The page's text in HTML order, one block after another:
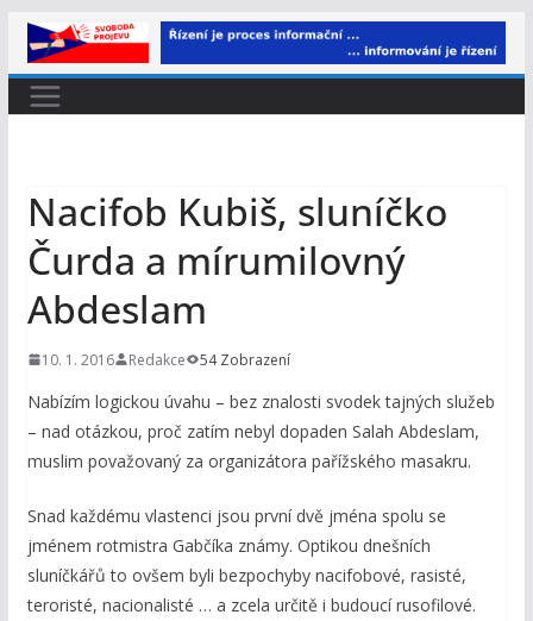
Přeskočit
na
obsah
Nacifob Kubiš, sluníčko
Čurda a mírumilovný
Abdeslam
10. 1. 2016 Redakce 54 Zobrazení
Nabízím logickou úvahu – bez znalosti svodek tajných služeb
– nad otázkou, proč zatím nebyl dopaden Salah Abdeslam,
muslim považovaný za organizátora pařížského masakru.
Snad každému vlastenci jsou první dvě jména spolu se
jménem rotmistra Gabčíka známy. Optikou dnešních
sluníčkářů to ovšem byli bezpochyby nacifobové, rasisté,
teroristé, nacionalisté … a zcela určitě i budoucí rusofilové.